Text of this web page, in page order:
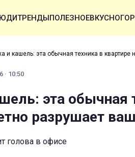
ТРЕНДЫПОЛЕЗНОЕВКУСНО
и кашель: эта обычная техника в квартире
· 10:50
эта обычная
разрушает
голова в офисе